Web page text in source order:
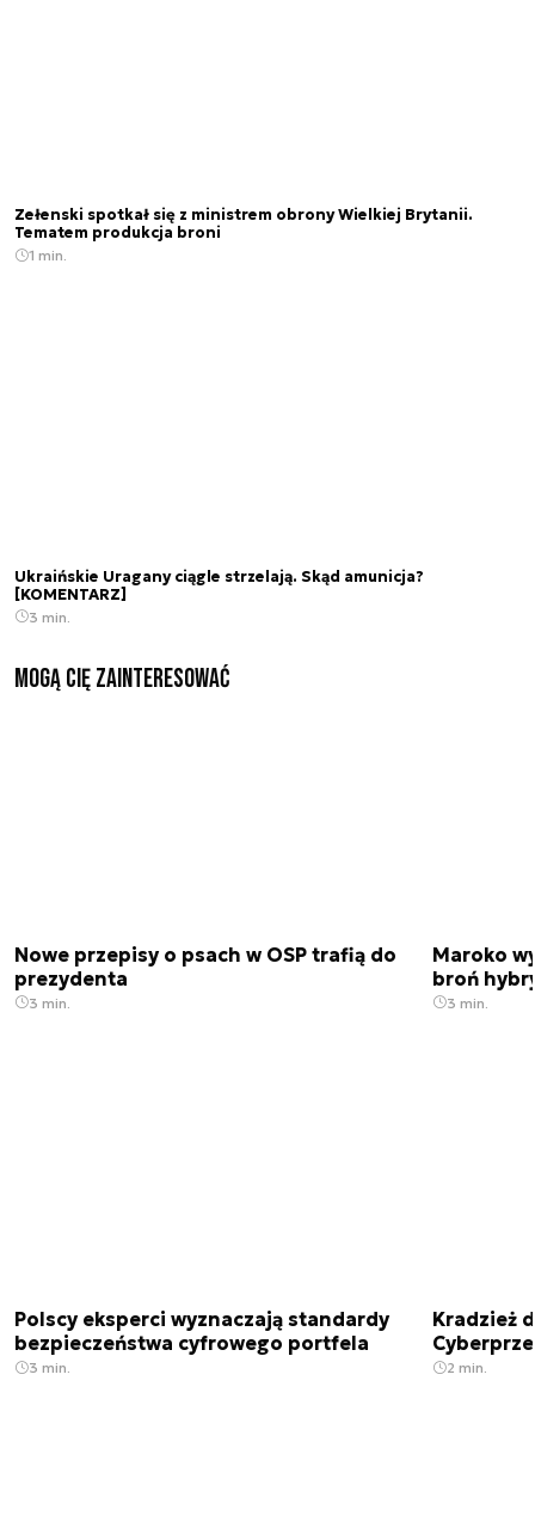
Zełenski spotkał się z ministrem obrony Wielkiej Brytanii.
Tematem produkcja broni
1 min.
Ukraińskie Uragany ciągle strzelają. Skąd amunicja?
[KOMENTARZ]
3 min.
Mogą Cię zainteresować
Nowe przepisy o psach w OSP trafią do
prezydenta
3 min.
Maroko
broń
3 min.
Polscy eksperci wyznaczają standardy
bezpieczeństwa cyfrowego portfela
3 min.
Kradzież
2 min.